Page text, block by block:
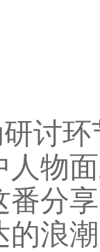
讨
人物
番分
的浪